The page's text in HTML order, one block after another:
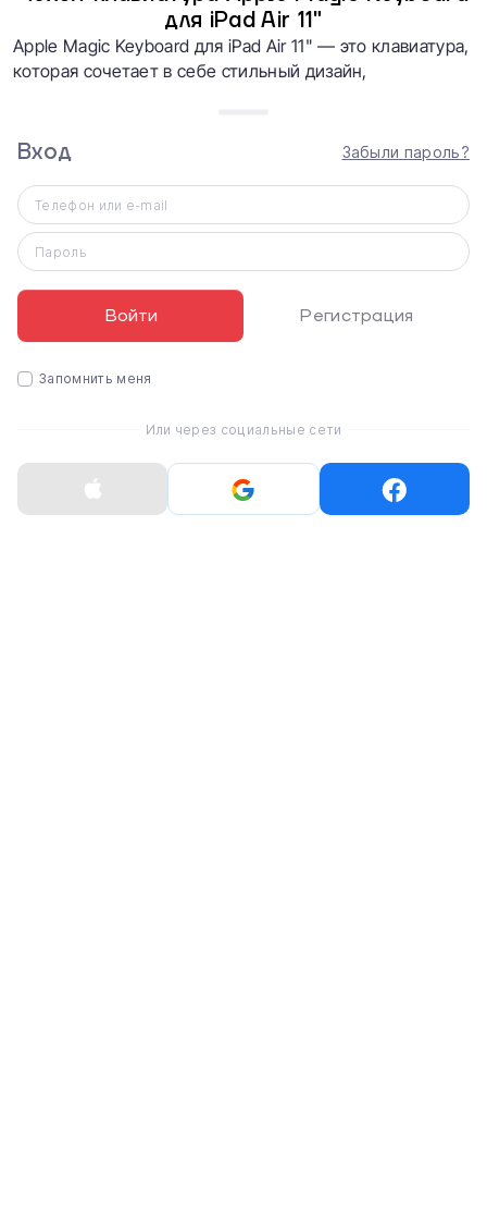
для iPad Air 11"
Apple Magic Keyboard для iPad Air 11" — это клавиатура,
которая сочетает в себе стильный дизайн,
Air, она повысит вашу эффективность и сделает работу
Регулировка угла наклона
Портативный консольный дизайн обеспечивает
плавную регулировку и позволяет найти идеальный
угол обзора для максимального комфорта при работе.
Вы можете легко настроить угол обзора для
комфортного набора текста или просмотра контента.
Вход Забыли пароль?
Телефон или e-mail
Пароль
Войти Регистрация
Запомнить меня
Или через социальные сети